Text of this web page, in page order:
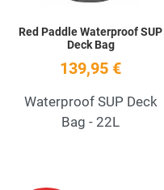
Red Paddle Waterproof SUP
Deck Bag
139,95 €
Waterproof SUP Deck
Bag - 22L